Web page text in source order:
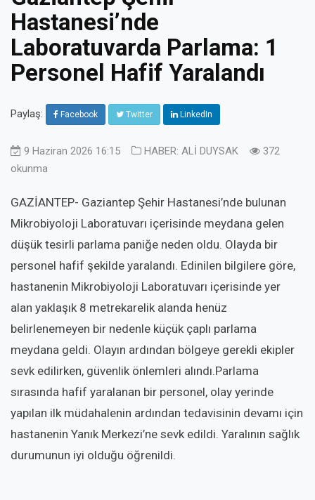
Hastanesi’nde
Laboratuvarda Parlama: 1
Personel Hafif Yaralandı
Paylaş: Facebook Twitter LinkedIn
9 Haziran 2026 16:15 HABER: ALİ DUYSAK
372
okunma
GAZİANTEP- Gaziantep Şehir Hastanesi’nde bulunan
Mikrobiyoloji Laboratuvarı içerisinde meydana gelen
düşük tesirli parlama paniğe neden oldu. Olayda bir
personel hafif şekilde yaralandı. Edinilen bilgilere göre,
hastanenin Mikrobiyoloji Laboratuvarı içerisinde yer
alan yaklaşık 8 metrekarelik alanda henüz
belirlenemeyen bir nedenle küçük çaplı parlama
meydana geldi. Olayın ardından bölgeye gerekli ekipler
sevk edilirken, güvenlik önlemleri alındı.Parlama
sırasında hafif yaralanan bir personel, olay yerinde
yapılan ilk müdahalenin ardından tedavisinin devamı için
hastanenin Yanık Merkezi’ne sevk edildi. Yaralının sağlık
durumunun iyi olduğu öğrenildi.